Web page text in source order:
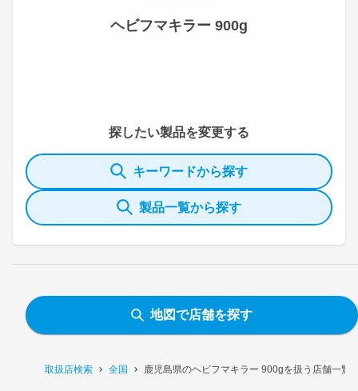
取扱店検索 全国 鹿児島県のヘビフマキラー 900gを扱う店舗一覧
ヘビフマキラー 900g
探したい製品を変更する
キーワードから探す
製品一覧から探す
地図で店舗を探す